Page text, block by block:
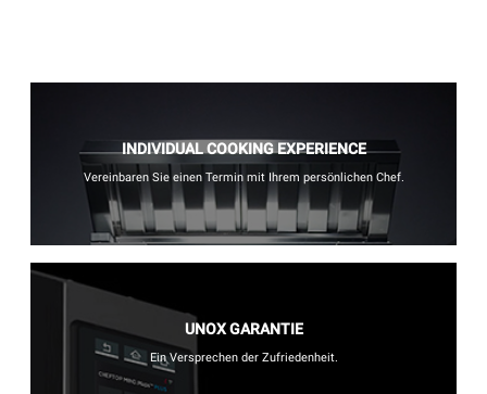
INDIVIDUAL COOKING EXPERIENCE
Vereinbaren Sie einen Termin mit Ihrem persönlichen Chef.
UNOX GARANTIE
Ein Versprechen der Zufriedenheit.